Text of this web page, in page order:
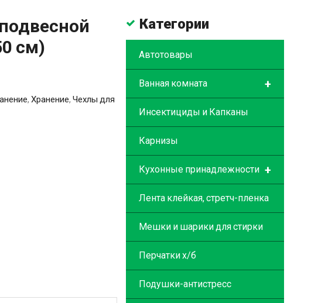
см)
, Хранение, Чехлы для
Категории
Автотовары
+
Ванная комната
Инсектициды и Капканы
Карнизы
+
Кухонные принадлежности
Лента клейкая, стретч-пленка
Мешки и шарики для стирки
Перчатки х/б
Подушки-антистресс